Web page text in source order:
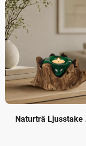
Naturträ Ljusstake